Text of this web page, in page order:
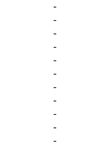
-
-
-
-
-
-
-
-
-
-
-